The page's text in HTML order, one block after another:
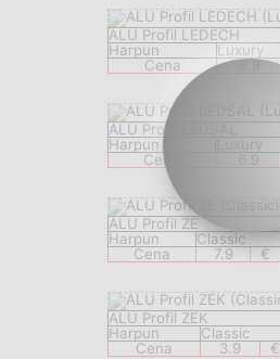
ALU Profil LEDECH
Harpun
Luxury
Cena
8.9
ALU Profil LEDSAL
Harpun
Luxury
Cena
6.9
ALU Profil ZE
Harpun
Classic
Cena
7.9 €
ALU Profil ZEK
Harpun
Classic
Cena
3.9 €